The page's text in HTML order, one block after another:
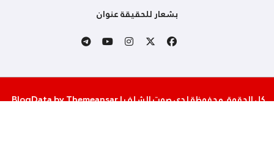
بشعار للحقيقة عنوان
كل الحقوق محفوظة لدى صوت الشلف|
BlogDatabyThemeansar
.